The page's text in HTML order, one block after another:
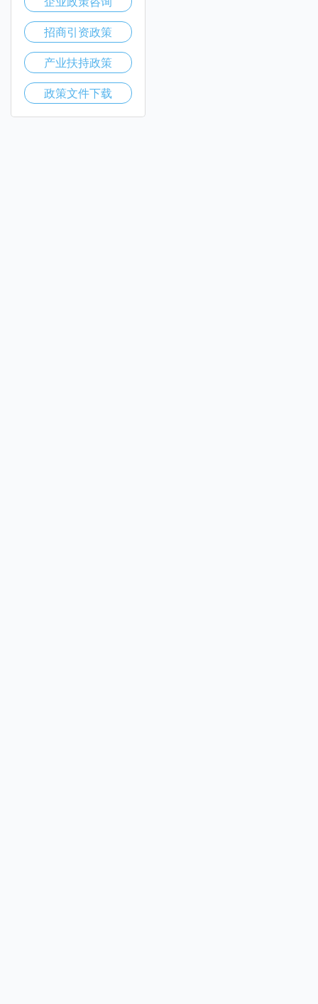
招商引资政策
产业扶持政策
政策文件下载